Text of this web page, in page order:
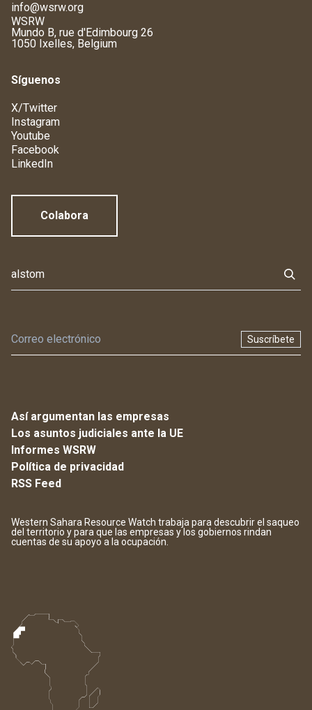
info@wsrw.org
WSRW
Mundo B, rue d'Edimbourg 26
1050 Ixelles, Belgium
Síguenos
X/Twitter
Instagram
Youtube
Facebook
LinkedIn
Colabora
Suscríbete
Así argumentan las empresas
Los asuntos judiciales ante la UE
Informes WSRW
Política de privacidad
RSS Feed
Western Sahara Resource Watch trabaja para descubrir el saqueo
del territorio y para que las empresas y los gobiernos rindan
cuentas de su apoyo a la ocupación.